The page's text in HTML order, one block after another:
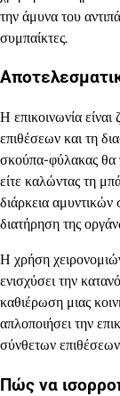
την άμυνα του
συμπαίκτες.
Η επικοινωνία
επιθέσεων και τη
σκούπα-φύλακας θα
είτε καλώντας τη
διάρκεια
διατήρηση της
Η χρήση
ενισχύσει την
καθιέρωση μιας
απλοποιήσει την
σύνθετων
Πώς να